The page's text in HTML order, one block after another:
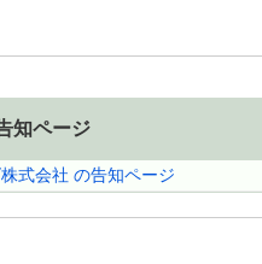
知ページ
式会社 の告知ページ